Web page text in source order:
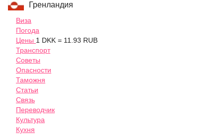
Гренландия
Виза
Погода
Цены 1 DKK = 11.93 RUB
Транспорт
Советы
Опасности
Таможня
Статьи
Связь
Переводчик
Культура
Кухня